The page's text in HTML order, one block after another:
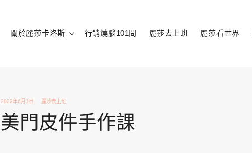
關於麗莎卡洛斯 toggle
child
行銷燒腦101問 麗莎去上班 麗莎看世界
2022年6月1日 麗莎去上班
美門皮件手作課